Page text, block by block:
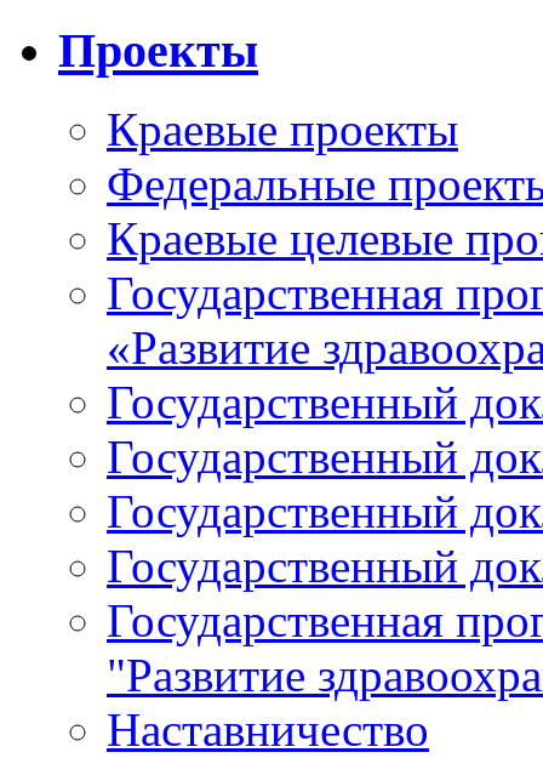
Проекты
Краевые проекты
Федеральные
Краевые целевые
Государственная
«Развитие
Государственный
Государственный
Государственный
Государственный
Государственная
"Развитие
Наставничество